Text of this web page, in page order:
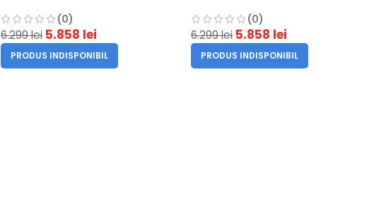
(0)
6.299lei 5.858 lei
PRODUS INDISPONIBIL
(0)
6.299lei 5.858 lei
PRODUS INDISPONIBIL